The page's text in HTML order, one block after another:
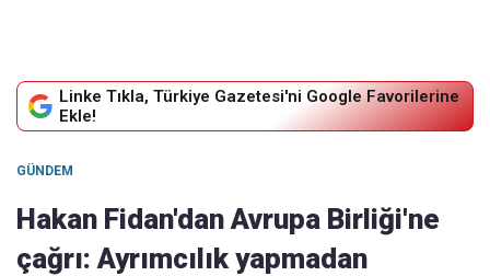
Linke Tıkla, Türkiye Gazetesi'ni Google Favorilerine
Ekle!
GÜNDEM
Hakan Fidan'dan Avrupa Birliği'ne
çağrı: Ayrımcılık yapmadan